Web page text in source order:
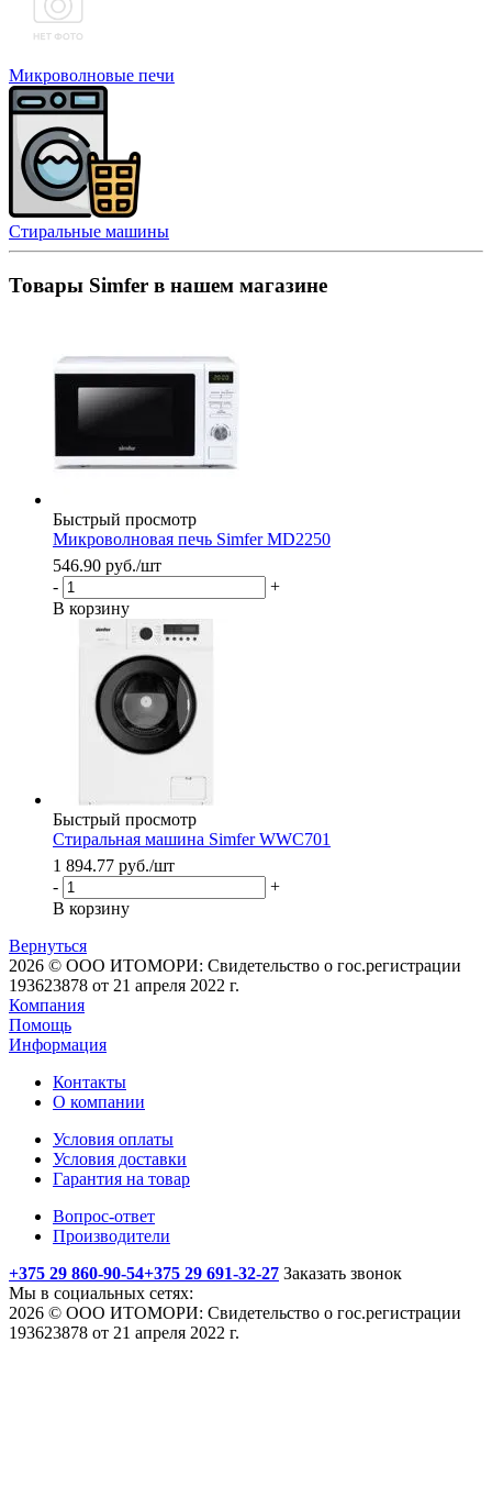
Микроволновые печи
Стиральные машины
Товары Simfer в нашем магазине
Быстрый просмотр
Микроволновая печь Simfer MD2250
546.90 руб./шт
-
+
В корзину
Быстрый просмотр
Стиральная машина Simfer WWC701
1 894.77 руб./шт
-
+
В корзину
Вернуться
2026 © ООО ИТОМОРИ: Свидетельство о гос.регистрации
193623878 от 21 апреля 2022 г.
Компания
Помощь
Информация
Контакты
О компании
Условия оплаты
Условия доставки
Гарантия на товар
Вопрос-ответ
Производители
+375 29 860-90-54+375 29 691-32-27 Заказать звонок
Мы в социальных сетях:
2026 © ООО ИТОМОРИ: Свидетельство о гос.регистрации
193623878 от 21 апреля 2022 г.